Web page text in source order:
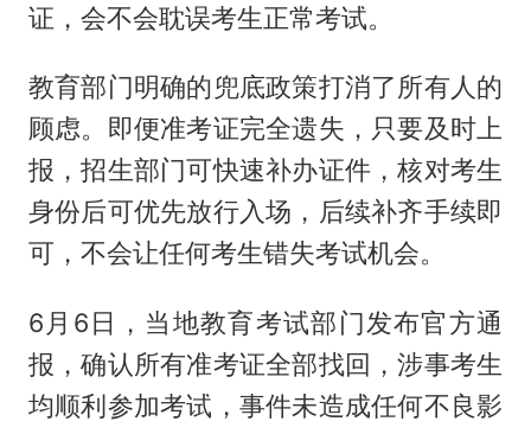
证，会不会耽误考生正常考试。
教育部门明确的兜底政策打消了所有人的
顾虑。即便准考证完全遗失，只要及时上
报，招生部门可快速补办证件，核对考生
身份后可优先放行入场，后续补齐手续即
可，不会让任何考生错失考试机会。
6月6日，当地教育考试部门发布官方通
报，确认所有准考证全部找回，涉事考生
均顺利参加考试，事件未造成任何不良影